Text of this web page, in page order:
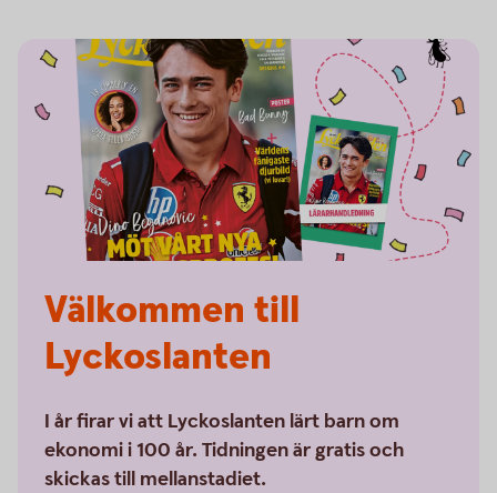
Välkommen till
Lyckoslanten
I år firar vi att Lyckoslanten lärt barn om
ekonomi i 100 år. Tidningen är gratis och
skickas till mellanstadiet.